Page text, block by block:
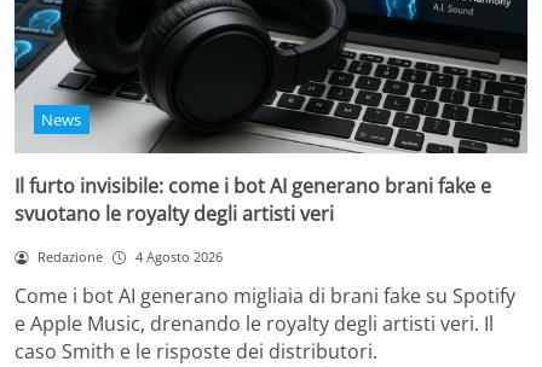
News
Il furto invisibile: come i bot AI generano brani fake e
svuotano le royalty degli artisti veri
Redazione 4 Agosto 2026
Come i bot AI generano migliaia di brani fake su Spotify
e Apple Music, drenando le royalty degli artisti veri. Il
caso Smith e le risposte dei distributori.